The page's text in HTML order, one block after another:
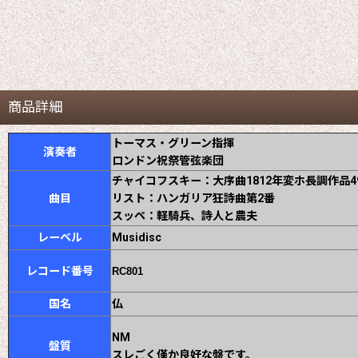
商品詳細
演奏者
トーマス・グリーン指揮
ロンドン祝祭管弦楽団
曲目
チャイコフスキー：大序曲1812年変ホ長調作品
リスト：ハンガリア狂詩曲第2番
スッペ：軽騎兵、詩人と農夫
レーベル
Musidisc
レコード番号 RC801
国名 仏
盤質
NM
スレごく僅か良好な盤です。